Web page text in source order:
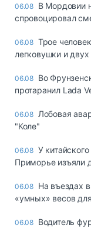
06.08 В Мордовии
спровоцировал
06.08 Трое
легковушки и
06.08 Во
протаранил Lada
06.08 Лобовая
"Коле"
06.08 У
Приморье изъяли
06.08 Ha въeздax
«yмныx» вecoв
06.08 Водитель